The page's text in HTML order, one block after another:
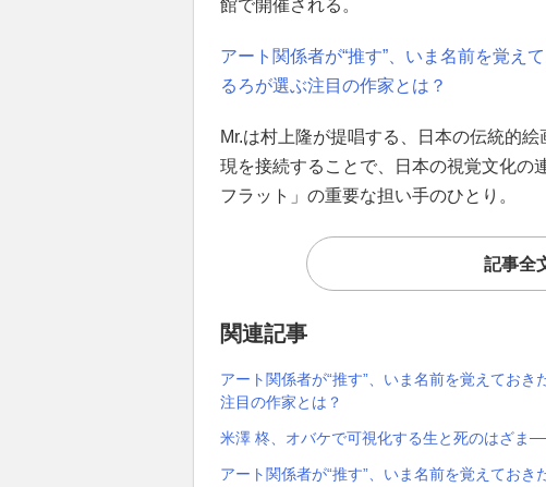
館で開催される。
アート関係者が“推す”、いま名前を覚え
るろが選ぶ注目の作家とは？
Mr.は村上隆が提唱する、日本の伝統的
現を接続することで、日本の視覚文化の
フラット」の重要な担い手のひとり。
記事全
関連記事
アート関係者が“推す”、いま名前を覚えてお
注目の作家とは？
米澤 柊、オバケで可視化する生と死のはざま
アート関係者が“推す”、いま名前を覚えてお